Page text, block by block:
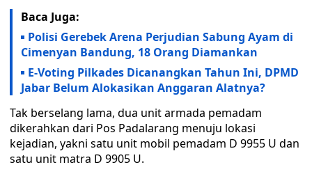
Baca Juga:
Polisi Gerebek Arena Perjudian Sabung Ayam di
Cimenyan Bandung, 18 Orang Diamankan
E-Voting Pilkades Dicanangkan Tahun Ini, DPMD
Jabar Belum Alokasikan Anggaran Alatnya?
Tak berselang lama, dua unit armada pemadam
dikerahkan dari Pos Padalarang menuju lokasi
kejadian, yakni satu unit mobil pemadam D 9955 U dan
satu unit matra D 9905 U.